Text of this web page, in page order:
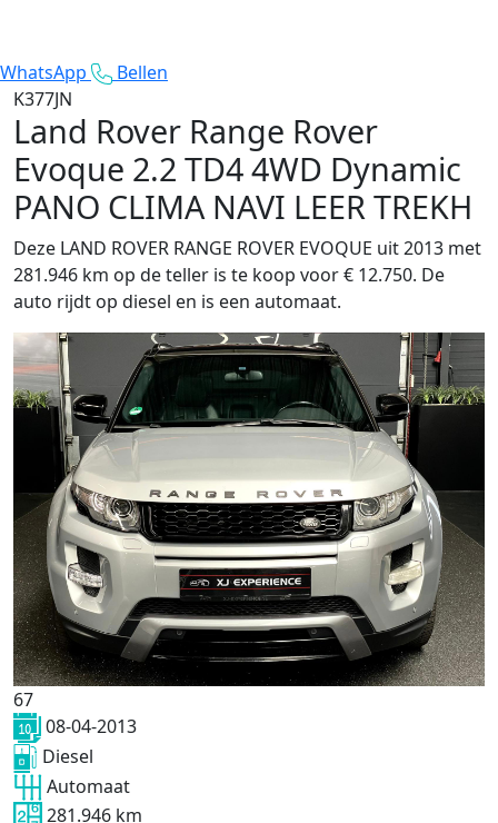
WhatsApp
Bellen
K377JN
Land Rover Range Rover
Evoque 2.2 TD4 4WD Dynamic
PANO CLIMA NAVI LEER TREKH
Deze LAND ROVER RANGE ROVER EVOQUE uit 2013 met
281.946 km op de teller is te koop voor € 12.750. De
auto rijdt op diesel en is een automaat.
67
08-04-2013
Diesel
Automaat
281.946 km